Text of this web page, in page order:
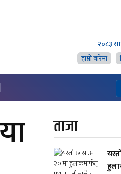
२०८३
हाम्राे बारेमा
ताजा